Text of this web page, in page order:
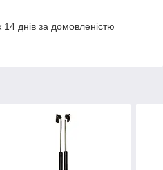
днів за домовленістю